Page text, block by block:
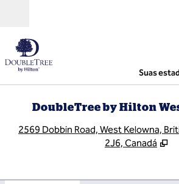
Suas
DoubleTree by Hilton
2569 Dobbin Road, West Kelowna,
2J6, Canadá